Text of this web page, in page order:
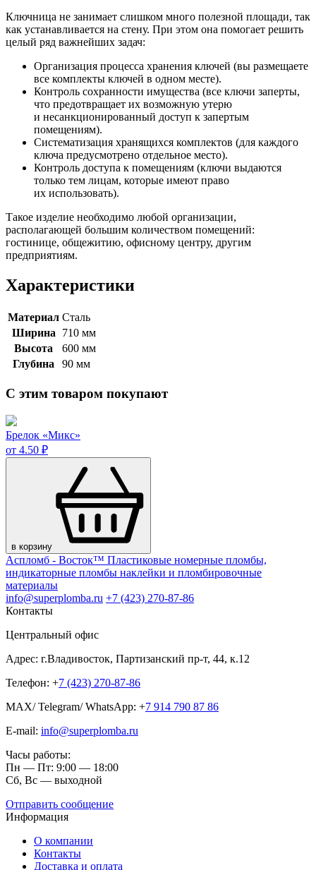
Ключница не занимает слишком много полезной площади, так
как устанавливается на стену. При этом она помогает решить
целый ряд важнейших задач:
Организация процесса хранения ключей (вы размещаете
все комплекты ключей в одном месте).
Контроль сохранности имущества (все ключи заперты,
что предотвращает их возможную утерю
и несанкционированный доступ к запертым
помещениям).
Систематизация хранящихся комплектов (для каждого
ключа предусмотрено отдельное место).
Контроль доступа к помещениям (ключи выдаются
только тем лицам, которые имеют право
их использовать).
Такое изделие необходимо любой организации,
располагающей большим количеством помещений:
гостинице, общежитию, офисному центру, другим
предприятиям.
Характеристики
Материал Сталь
Ширина
710 мм
Высота
600 мм
Глубина
90 мм
С этим товаром покупают
Брелок «Микс»
от 4.50 ₽
в корзину
Аспломб - Восток™ Пластиковые номерные пломбы,
индикаторные пломбы наклейки и пломбировочные
материалы
info@superplomba.ru +7 (423) 270-87-86
Контакты
Центральный офис
Адрес: г.Владивосток, Партизанский пр-т, 44, к.12
Телефон: +7 (423) 270-87-86
MAX/ Telegram/ WhatsApp: +7 914 790 87 86
E-mail: info@superplomba.ru
Часы работы:
Пн — Пт: 9:00 — 18:00
Сб, Вc — выходной
Отправить сообщение
Информация
О компании
Контакты
Доставка и оплата